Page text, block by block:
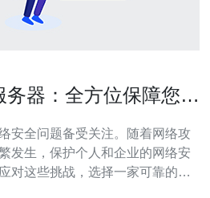
器：全方位保障您的
安全问题备受关注。随着网络攻
发生，保护个人和企业的网络安
对这些挑战，选择一家可靠的高